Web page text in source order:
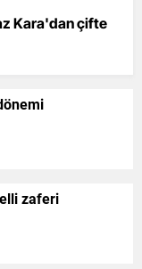
Kara'dan çifte
zaferi